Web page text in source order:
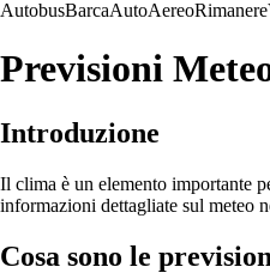
AutobusBarcaAutoAereoRimanere
Previsioni
Introduzione
Il clima è un elemento importante
informazioni dettagliate sul meteo
Cosa sono le